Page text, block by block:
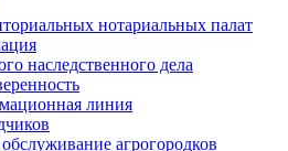
нотариальных палат
наследственного дела
линия
агрогородков